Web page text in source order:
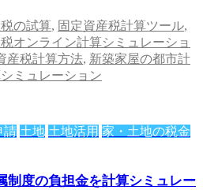
の試算, 固定資産税計算ツール,
オンライン計算シミュレーショ
産税計算方法, 新築家屋の都市計
ミュレーション
請 土地 土地活用 家・土地の税金
制度の負担金を計算シミュレー